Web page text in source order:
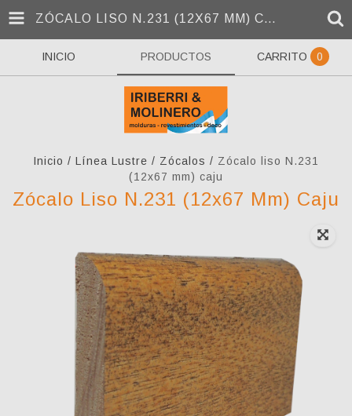
ZÓCALO LISO N.231 (12X67 MM) CAJU
INICIO PRODUCTOS CARRITO 0
Inicio / Línea Lustre / Zócalos / Zócalo liso N.231
(12x67 mm) caju
Zócalo Liso N.231 (12x67 Mm) Caju